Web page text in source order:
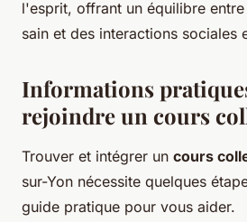
l'esprit, offrant un équilibre
sain et des interactions sociales
Informations
rejoindre un cours
Trouver et intégrer un cours
sur-Yon nécessite quelques
guide pratique pour vous aider.